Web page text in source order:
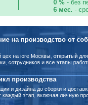
0 %- без
6 мес. -
на производство от
цех на юге Москвы, открытый
сотрудников и все этапы
производства
и дизайна до сборки и
каждый этап, включая личную